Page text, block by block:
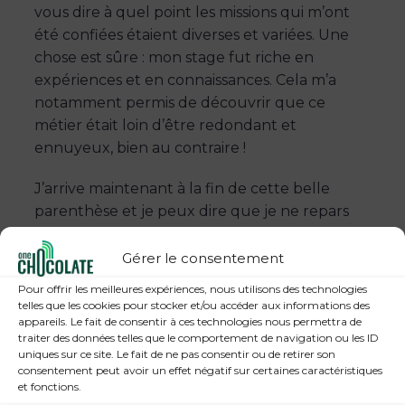
Gérer le consentement
Pour offrir les meilleures expériences, nous utilisons des technologies
telles que les cookies pour stocker et/ou accéder aux informations des
appareils. Le fait de consentir à ces technologies nous permettra de
traiter des données telles que le comportement de navigation ou les ID
uniques sur ce site. Le fait de ne pas consentir ou de retirer son
consentement peut avoir un effet négatif sur certaines caractéristiques
et fonctions.
vous dire à quel point les missions qui m’ont
été confiées étaient diverses et variées. Une
chose est sûre : mon stage fut riche en
expériences et en connaissances. Cela m’a
notamment permis de découvrir que ce
métier était loin d’être redondant et
ennuyeux, bien au contraire !
J’arrive maintenant à la fin de cette belle
parenthèse et je peux dire que je ne repars
contente de renforcer mes compétences
existantes, j’ai eu l’occasion d’en acquérir de
nouvelles, que je compte bien mettre à profit
à l’avenir ! Je garderai surtout de très bons
souvenirs de cette expérience
professionnelle, durant laquelle j’ai rencontré
des personnes accueillantes et bienveillantes,